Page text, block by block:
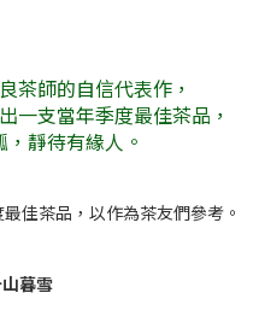
茶師的自信代表作，
一支當年季度最佳茶品，
靜待有緣人。
佳茶品，以作為茶友們參考。
山暮雪